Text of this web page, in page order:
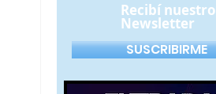
Recibí nuestro
Newsletter
SUSCRIBIRME